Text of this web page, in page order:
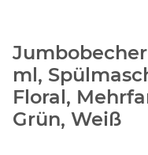
ml,
Floral,
Grün, Weiß